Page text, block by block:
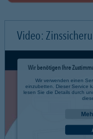
Video:
Wir benötigen Ihre
Wir verwenden einen
einzubetten. Dieser Service
lesen Sie die Details durch